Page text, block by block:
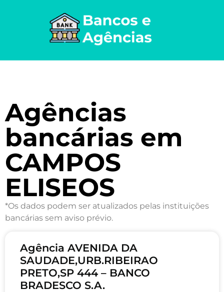
Agências
bancárias em
CAMPOS
ELISEOS
*Os dados podem ser atualizados pelas instituições
bancárias sem aviso prévio.
Agência AVENIDA DA
SAUDADE,URB.RIBEIRAO
PRETO,SP 444 – BANCO
BRADESCO S.A.